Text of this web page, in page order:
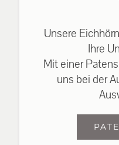
Unsere
Ihre
Mit einer
uns bei der